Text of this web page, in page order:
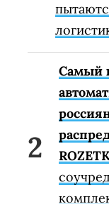
Самый